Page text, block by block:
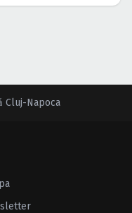
Cluj-Napoca